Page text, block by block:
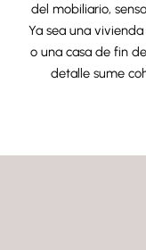
del mobiliario,
Ya sea una
o una casa de fin
detalle sume